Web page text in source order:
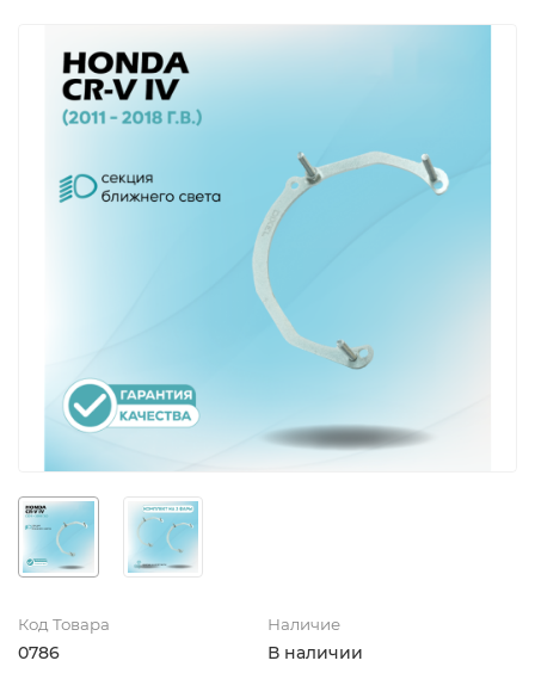
Код Товара
0786
Наличие
В наличии